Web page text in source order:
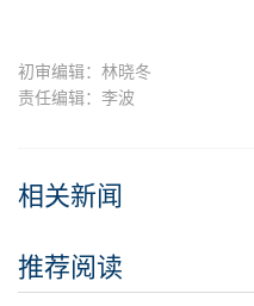
初审编辑：林晓冬
责任编辑：李波
相关新闻
推荐阅读